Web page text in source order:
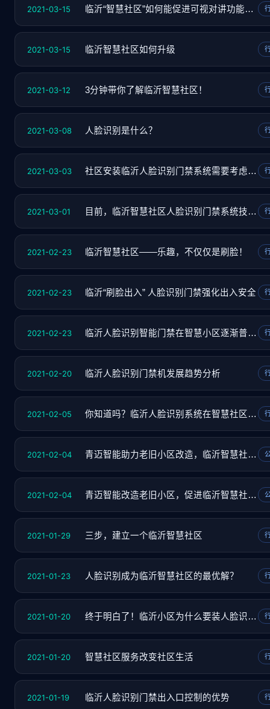
2021-03-15 临沂“智慧社区”如何能促进可视对讲功能延伸
2021-03-15 临沂智慧社区如何升级
2021-03-12 3分钟带你了解临沂智慧社区！
2021-03-08 人脸识别是什么？
2021-03-03 社区安装临沂人脸识别门禁系统需要考虑哪些要
2021-03-01 目前，临沂智慧社区人脸识别门禁系统技术该如
2021-02-23 临沂智慧社区——乐趣，不仅仅是刷脸！
2021-02-23 临沂“刷脸出入” 人脸识别门禁强化出入安全
2021-02-23 临沂人脸识别智能门禁在智慧小区逐渐普及落地
2021-02-20 临沂人脸识别门禁机发展趋势分析
2021-02-05 你知道吗？临沂人脸识别系统在智慧社区的4个基
2021-02-04 青迈智能助力老旧小区改造，临沂智慧社区已成
2021-02-04 青迈智能改造老旧小区，促进临沂智慧社区的建
2021-01-29 三步，建立一个临沂智慧社区
2021-01-23 人脸识别成为临沂智慧社区的最优解？
2021-01-20 终于明白了！临沂小区为什么要装人脸识别门禁
2021-01-20 智慧社区服务改变社区生活
2021-01-19 临沂人脸识别门禁出入口控制的优势